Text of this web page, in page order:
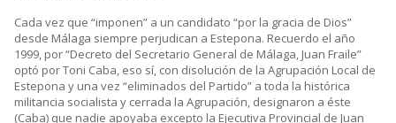
Cada vez que “imponen” a un candidato “por la gracia de Dios”
desde Málaga siempre perjudican a Estepona. Recuerdo el año
1999, por “Decreto del Secretario General de Málaga, Juan Fraile”
optó por Toni Caba, eso sí, con disolución de la Agrupación Local de
Estepona y una vez “eliminados del Partido” a toda la histórica
militancia socialista y cerrada la Agrupación, designaron a éste
(Caba) que nadie apoyaba excepto la Ejecutiva Provincial de Juan